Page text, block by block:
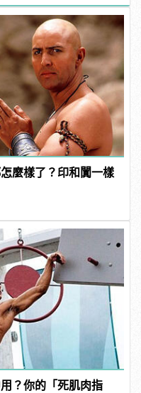
麼樣了？印和闐一樣
？你的「死肌肉指